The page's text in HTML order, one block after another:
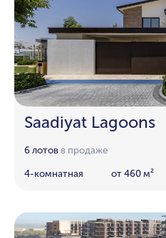
Saadiyat Lagoons
6 лотов в продаже
4-комнатная от 460 м²